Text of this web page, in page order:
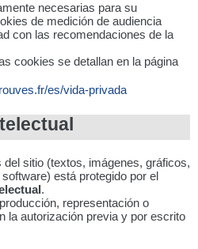
necesarias para su
de medición de audiencia
con las recomendaciones de la
cookies se detallan en la página
es/vida-privada
sitio (textos, imágenes, gráficos,
está protegido por el
.
representación o
la autorización previa y por escrito